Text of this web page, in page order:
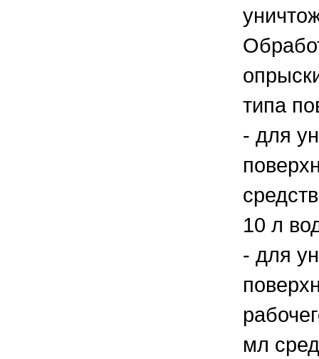
типа
- для
10 л
- для
мл